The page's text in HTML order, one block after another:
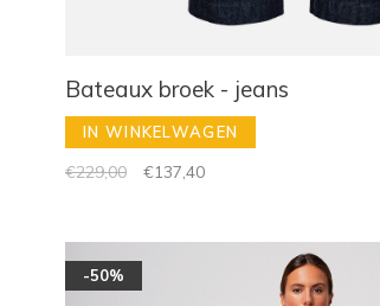
Bateaux broek - jeans
IN WINKELWAGEN
€229,00 €137,40
-50%